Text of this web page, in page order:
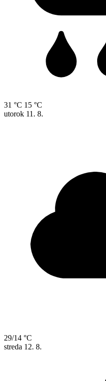
31 °C 15 °C
utorok 11. 8.
29/14 °C
streda 12. 8.